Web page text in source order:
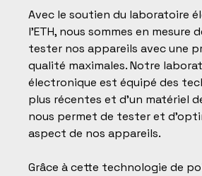
Avec le soutien du laboratoire
l'ETH, nous sommes en mesure
tester nos appareils avec une
qualité maximales. Notre
électronique est équipé des
plus récentes et d'un matériel
nous permet de tester et
aspect de nos appareils.
Grâce à cette technologie de